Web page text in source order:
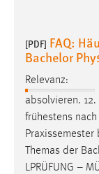
[PDF] FAQ:
Bachelor
Relevanz:
absolvieren. 12.
frühestens
Themas der
LPRÜFUNG –